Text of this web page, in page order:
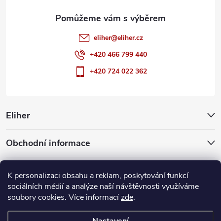
K personalizaci obsahu a reklam, poskytování funkcí
sociálních médií a analýze naší návštěvnosti využíváme
soubory cookies. Více informacízde.
Eliher
Obchodní informace
Partnerské weby
eliher@eliher.cz
+420 466 799 440
+420 724 022 362
cookies